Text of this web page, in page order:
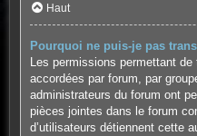
Haut
Pourquoi ne puis-je pas
Les permissions permettant
accordées par forum, par
administrateurs du forum ont
pièces jointes dans le forum
d’utilisateurs détiennent cette